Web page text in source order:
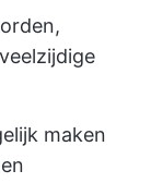
maken